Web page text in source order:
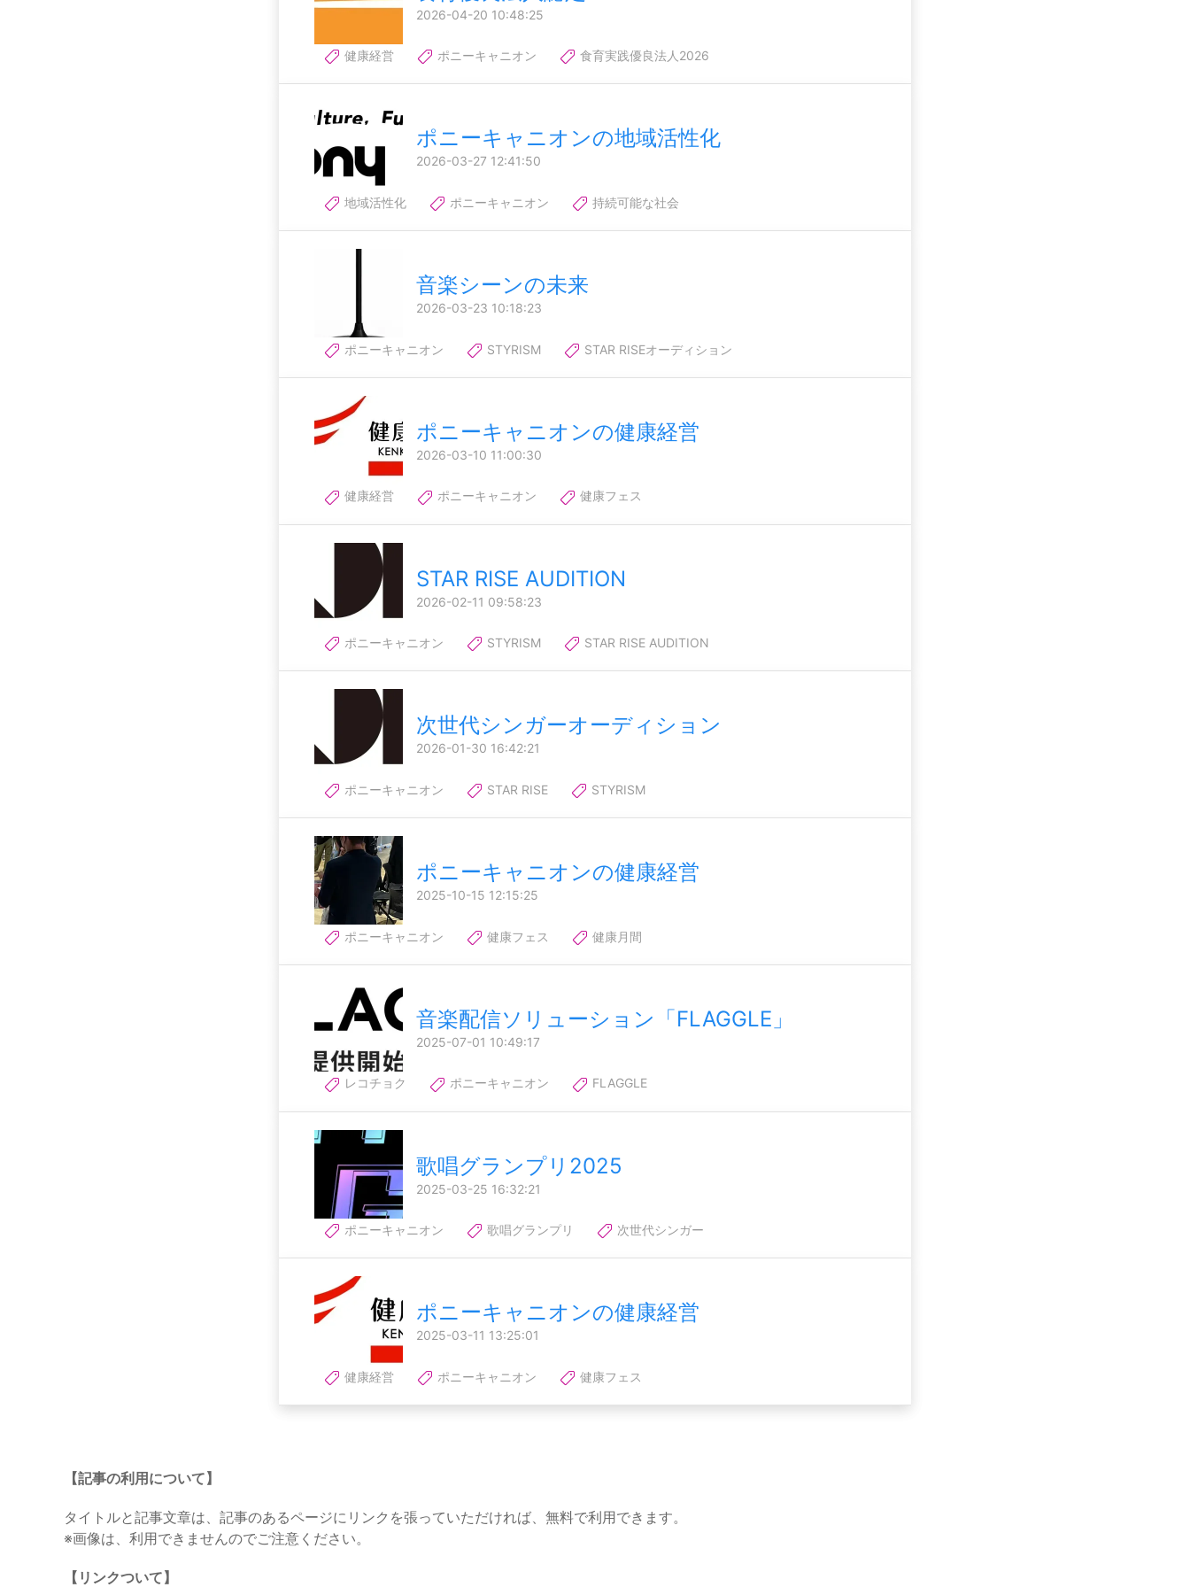
2026-04-20 10:48:25
健康経営 ポニーキャニオン 食育実践優良法人2026
ポニーキャニオンの地域活性化
2026-03-27 12:41:50
地域活性化 ポニーキャニオン 持続可能な社会
音楽シーンの未来
2026-03-23 10:18:23
ポニーキャニオン STYRISM STAR RISEオーディション
ポニーキャニオンの健康経営
2026-03-10 11:00:30
健康経営 ポニーキャニオン 健康フェス
STAR RISE AUDITION
2026-02-11 09:58:23
ポニーキャニオン STYRISM STAR RISE AUDITION
次世代シンガーオーディション
2026-01-30 16:42:21
ポニーキャニオン STAR RISE STYRISM
ポニーキャニオンの健康経営
2025-10-15 12:15:25
ポニーキャニオン 健康フェス 健康月間
音楽配信ソリューション「FLAGGLE」
2025-07-01 10:49:17
レコチョク ポニーキャニオン FLAGGLE
歌唱グランプリ2025
2025-03-25 16:32:21
ポニーキャニオン 歌唱グランプリ 次世代シンガー
ポニーキャニオンの健康経営
2025-03-11 13:25:01
健康経営 ポニーキャニオン 健康フェス
【記事の利用について】
タイトルと記事文章は、記事のあるページにリンクを張っていただければ、無料で利用できます。
※画像は、利用できませんのでご注意ください。
【リンクついて】